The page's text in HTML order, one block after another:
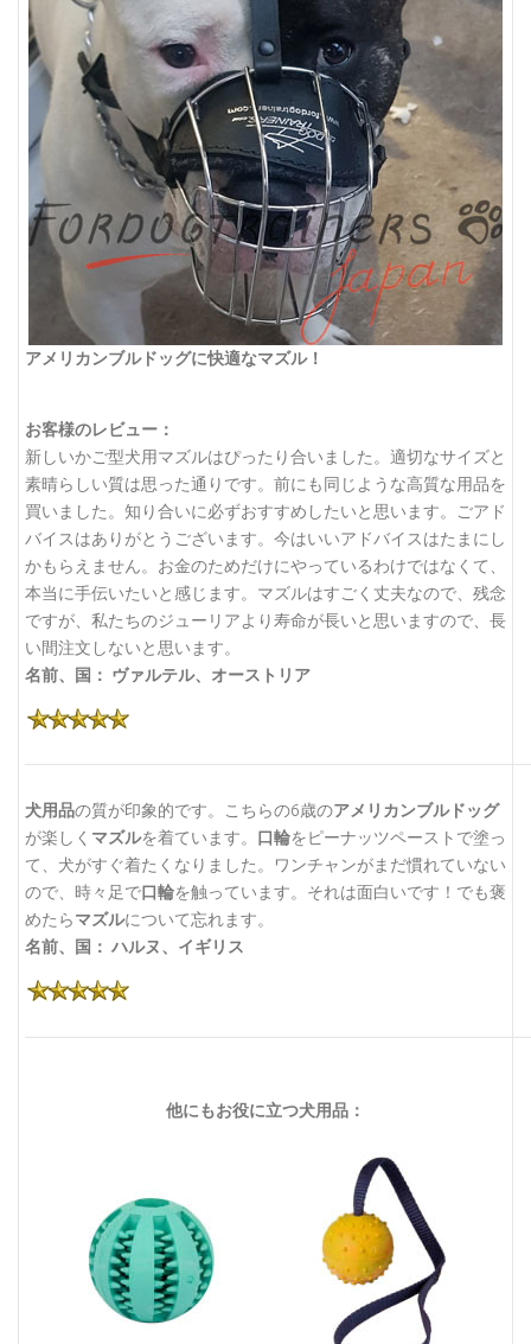
アメリカンブルドッグに快適なマズル！
お客様のレビュー：
新しいかご型犬用マズルはぴったり合いました。適切なサイズと
素晴らしい質は思った通りです。前にも同じような高質な用品を
買いました。知り合いに必ずおすすめしたいと思います。ごアド
バイスはありがとうございます。今はいいアドバイスはたまにし
かもらえません。お金のためだけにやっているわけではなくて、
本当に手伝いたいと感じます。マズルはすごく丈夫なので、残念
ですが、私たちのジューリアより寿命が長いと思いますので、長
い間注文しないと思います。
名前、国： ヴァルテル、オーストリア
犬用品の質が印象的です。こちらの6歳のアメリカンブルドッグ
が楽しく マズルを着ています。 口輪をピーナッツペーストで塗っ
て、犬がすぐ着たくなりました。ワンチャンがまだ慣れていない
ので、時々足で口輪を触っています。それは面白いです！でも褒
めたらマズルについて忘れます。
名前、国： ハルヌ、イギリス
他にもお役に立つ犬用品：